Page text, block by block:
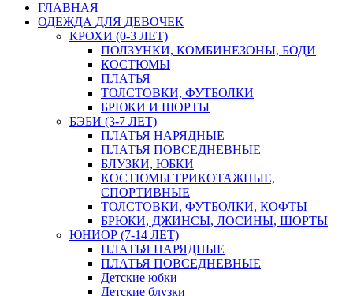
ГЛАВНАЯ
ОДЕЖДА ДЛЯ ДЕВОЧЕК
КРОХИ (0-3 ЛЕТ)
ПОЛЗУНКИ, КОМБИНЕЗОНЫ, БОДИ
КОСТЮМЫ
ПЛАТЬЯ
ТОЛСТОВКИ, ФУТБОЛКИ
БРЮКИ И ШОРТЫ
БЭБИ (3-7 ЛЕТ)
ПЛАТЬЯ НАРЯДНЫЕ
ПЛАТЬЯ ПОВСЕДНЕВНЫЕ
БЛУЗКИ, ЮБКИ
КОСТЮМЫ ТРИКОТАЖНЫЕ,
СПОРТИВНЫЕ
ТОЛСТОВКИ, ФУТБОЛКИ, КОФТЫ
БРЮКИ, ДЖИНСЫ, ЛОСИНЫ, ШОРТЫ
ЮНИОР (7-14 ЛЕТ)
ПЛАТЬЯ НАРЯДНЫЕ
ПЛАТЬЯ ПОВСЕДНЕВНЫЕ
Детские юбки
Детские блузки